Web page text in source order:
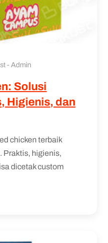
- Admin
Solusi
Higienis, dan
chicken terbaik
Praktis, higienis,
dicetak custom